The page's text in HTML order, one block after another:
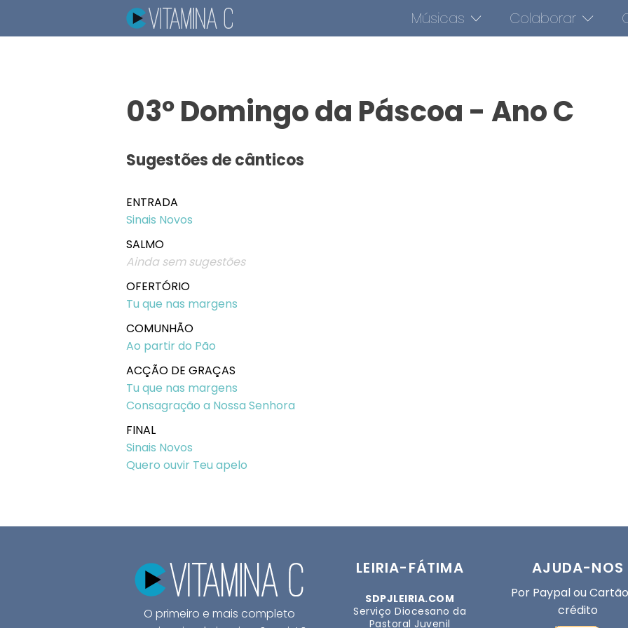
Músicas Colaborar
03º Domingo da Páscoa - Ano C
Sugestões de cânticos
ENTRADA
Sinais Novos
SALMO
Ainda sem sugestões
OFERTÓRIO
Tu que nas margens
COMUNHÃO
Ao partir do Pão
ACÇÃO DE GRAÇAS
Tu que nas margens
Consagração a Nossa Senhora
FINAL
Sinais Novos
Quero ouvir Teu apelo
O primeiro e mais completo
LEIRIA-FÁTIMA
SDPJLEIRIA.COM
Serviço Diocesano da
Pastoral Juvenil
AJUDA-NOS
Por Paypal ou
crédito